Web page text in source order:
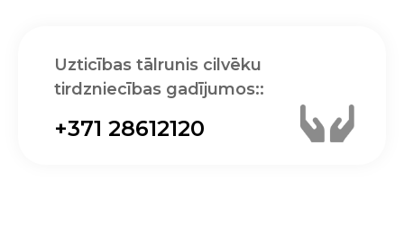
Uzticības tālrunis cilvēku
tirdzniecības gadījumos::
+371 28612120